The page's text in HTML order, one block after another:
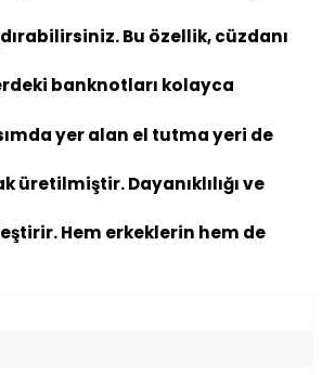
Bu özellik, cüzdanı
banknotları kolayca
yer alan el tutma yeri de
üretilmiştir. Dayanıklılığı ve
Hem erkeklerin hem de